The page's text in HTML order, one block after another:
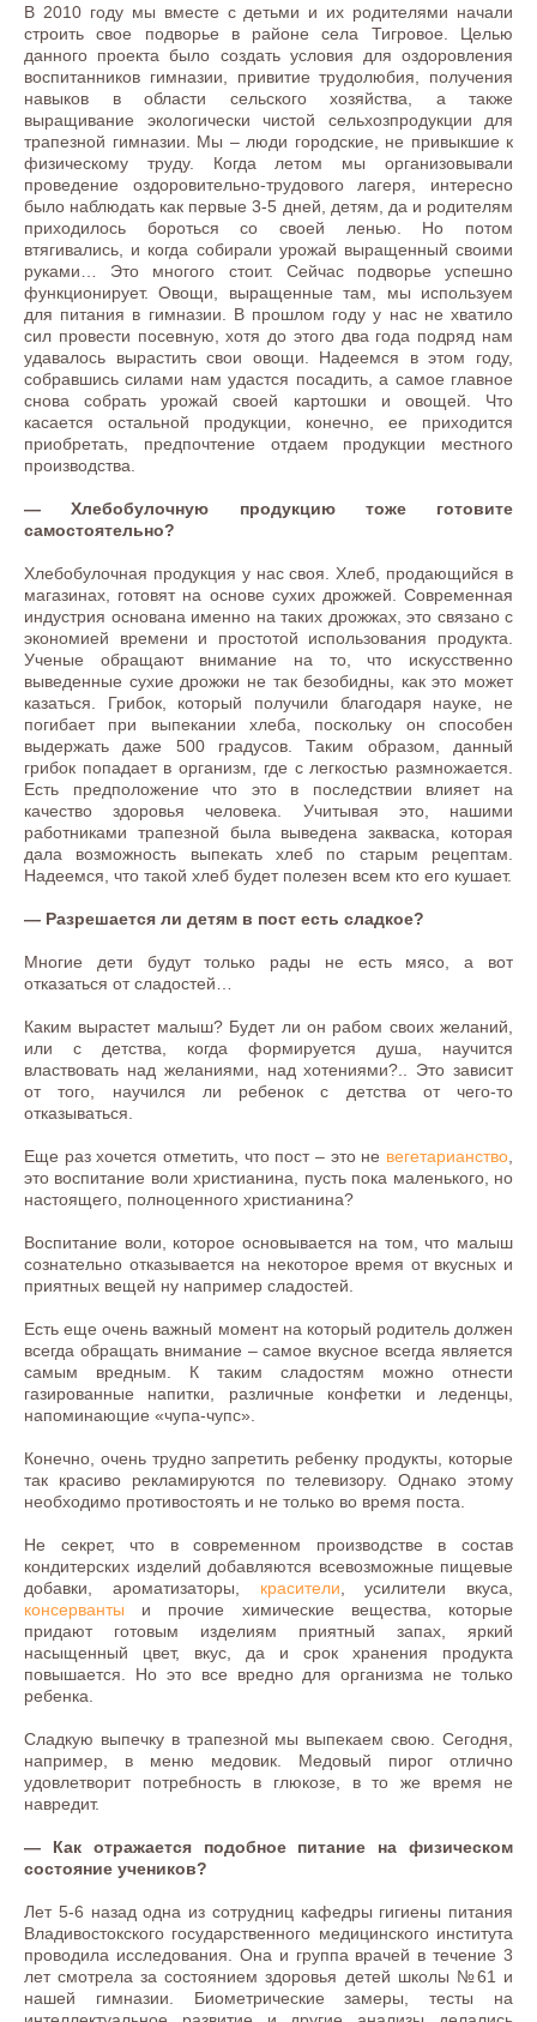
В 2010 году мы вместе с детьми и их родителями начали
строить свое подворье в районе села Тигровое. Целью
данного проекта было создать условия для оздоровления
воспитанников гимназии, привитие трудолюбия, получения
навыков в области сельского хозяйства, а также
выращивание экологически чистой сельхозпродукции для
трапезной гимназии. Мы – люди городские, не привыкшие к
физическому труду. Когда летом мы организовывали
проведение оздоровительно-трудового лагеря, интересно
было наблюдать как первые 3-5 дней, детям, да и родителям
приходилось бороться со своей ленью. Но потом
втягивались, и когда собирали урожай выращенный своими
руками… Это многого стоит. Сейчас подворье успешно
функционирует. Овощи, выращенные там, мы используем
для питания в гимназии. В прошлом году у нас не хватило
сил провести посевную, хотя до этого два года подряд нам
удавалось вырастить свои овощи. Надеемся в этом году,
собравшись силами нам удастся посадить, а самое главное
снова собрать урожай своей картошки и овощей. Что
касается остальной продукции, конечно, ее приходится
приобретать, предпочтение отдаем продукции местного
производства.
— Хлебобулочную продукцию тоже готовите
самостоятельно?
Хлебобулочная продукция у нас своя. Хлеб, продающийся в
магазинах, готовят на основе сухих дрожжей. Современная
индустрия основана именно на таких дрожжах, это связано с
экономией времени и простотой использования продукта.
Ученые обращают внимание на то, что искусственно
выведенные сухие дрожжи не так безобидны, как это может
казаться. Грибок, который получили благодаря науке, не
погибает при выпекании хлеба, поскольку он способен
выдержать даже 500 градусов. Таким образом, данный
грибок попадает в организм, где с легкостью размножается.
Есть предположение что это в последствии влияет на
качество здоровья человека. Учитывая это, нашими
работниками трапезной была выведена закваска, которая
дала возможность выпекать хлеб по старым рецептам.
Надеемся, что такой хлеб будет полезен всем кто его кушает.
— Разрешается ли детям в пост есть сладкое?
Многие дети будут только рады не есть мясо, а вот
отказаться от сладостей…
Каким вырастет малыш? Будет ли он рабом своих желаний,
или с детства, когда формируется душа, научится
властвовать над желаниями, над хотениями?.. Это зависит
от того, научился ли ребенок с детства от чего-то
отказываться.
Еще раз хочется отметить, что пост – это не вегетарианство
это воспитание воли христианина, пусть пока маленького, но
настоящего, полноценного христианина?
Воспитание воли, которое основывается на том, что малыш
сознательно отказывается на некоторое время от вкусных и
приятных вещей ну например сладостей.
Есть еще очень важный момент на который родитель должен
всегда обращать внимание – самое вкусное всегда является
самым вредным. К таким сладостям можно отнести
газированные напитки, различные конфетки и леденцы,
напоминающие «чупа-чупс».
Конечно, очень трудно запретить ребенку продукты, которые
так красиво рекламируются по телевизору. Однако этому
необходимо противостоять и не только во время поста.
Не секрет, что в современном производстве в состав
кондитерских изделий добавляются всевозможные пищевые
добавки, ароматизаторы, красители , усилители вкуса,
консерванты и прочие химические вещества, которые
придают готовым изделиям приятный запах, яркий
насыщенный цвет, вкус, да и срок хранения продукта
повышается. Но это все вредно для организма не только
ребенка.
Сладкую выпечку в трапезной мы выпекаем свою. Сегодня,
например, в меню медовик. Медовый пирог отлично
удовлетворит потребность в глюкозе, в то же время не
навредит.
— Как отражается подобное питание на физическом
состояние учеников?
Лет 5-6 назад одна из сотрудниц кафедры гигиены питания
Владивостокского государственного медицинского института
проводила исследования. Она и группа врачей в течение 3
лет смотрела за состоянием здоровья детей школы №61 и
нашей гимназии. Биометрические замеры, тесты на